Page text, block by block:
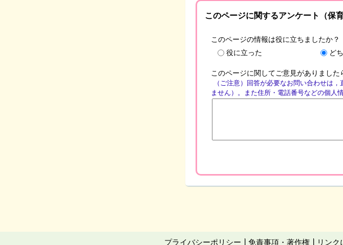
このページに関するアンケート（保
このページの情報は役に立ちましたか？
役に立った
ど
このページに関してご意見がありました
（ご注意）回答が必要なお問い合わせは
ません）。また住所・電話番号などの個人
プライバシーポリシー 免責事項・著作権 リンク